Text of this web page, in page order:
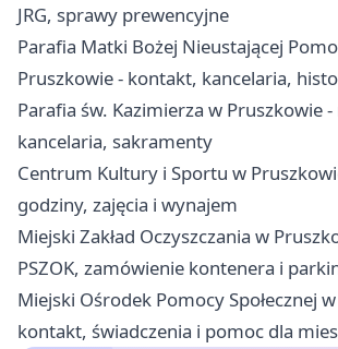
JRG, sprawy prewencyjne
Parafia Matki Bożej Nieustającej
Pruszkowie - kontakt, kancelaria,
Parafia św. Kazimierza w Pruszkowie -
kancelaria, sakramenty
Centrum Kultury i Sportu w
godziny, zajęcia i wynajem
Miejski Zakład Oczyszczania w
PSZOK, zamówienie kontenera i
Miejski Ośrodek Pomocy Społecznej
kontakt, świadczenia i pomoc dla